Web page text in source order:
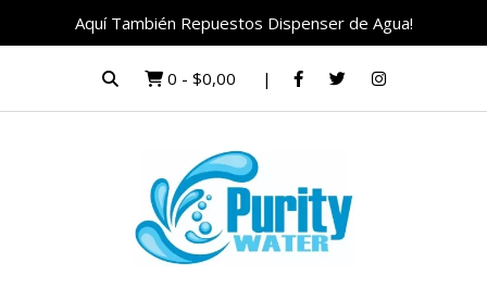
Aquí También Repuestos Dispenser de Agua!
0 - $0,00